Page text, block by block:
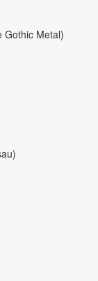
Gothic Metal)